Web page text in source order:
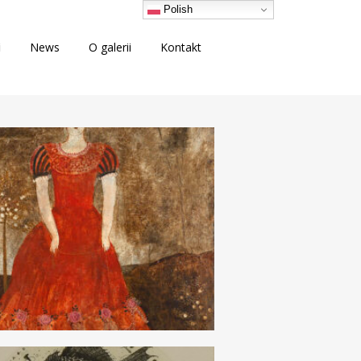
News O galerii Kontakt
Polish